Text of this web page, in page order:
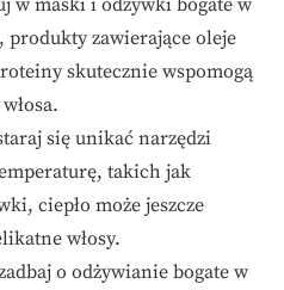
w maski i odżywki bogate w
produkty zawierające oleje
skutecznie wspomogą
się unikać narzędzi
takich jak
ciepło może jeszcze
włosy.
o odżywianie bogate w